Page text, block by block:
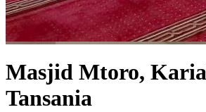
Masjid Mtoro,
Tansania